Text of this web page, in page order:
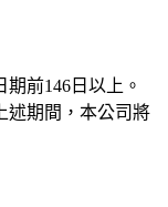
期前146 日以上。
述期間，本公司將